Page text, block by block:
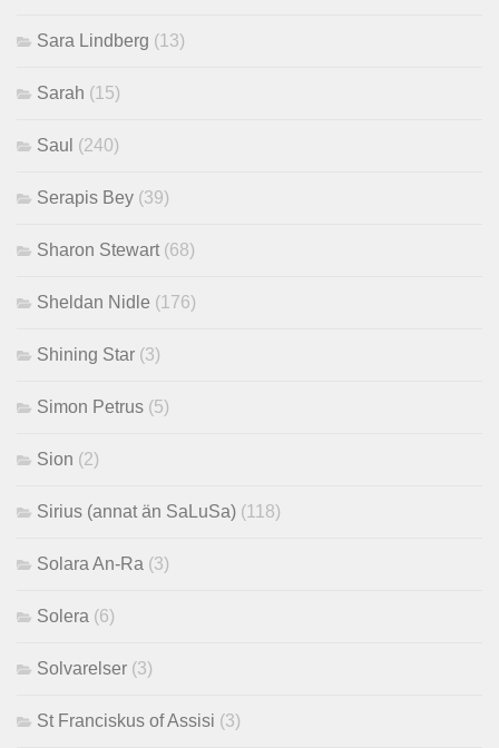
Sara Lindberg (13)
Sarah (15)
Saul (240)
Serapis Bey (39)
Sharon Stewart (68)
Sheldan Nidle (176)
Shining Star (3)
Simon Petrus (5)
Sion (2)
Sirius (annat än SaLuSa) (118)
Solara An-Ra (3)
Solera (6)
Solvarelser (3)
St Franciskus of Assisi (3)